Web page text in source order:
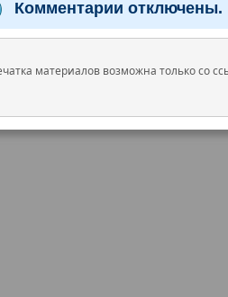
Комментарии отключены.
материалов возможна только со